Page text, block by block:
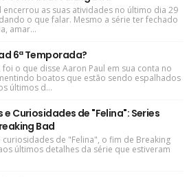
encerrou as suas atividades no último dia 29
o que falar. Mesmo a série ter fechado
amar...
6ª Temporada?
foi o que disse Aaron Paul em sua conta no
boatos que estão sendo espalhados
últimos d...
e Curiosidades de "Felina": Series
Bad
curiosidades de "Felina", o fim de Breaking
últimos detalhes da série que estiveram